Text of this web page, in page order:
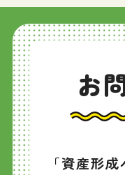
お
「資産形